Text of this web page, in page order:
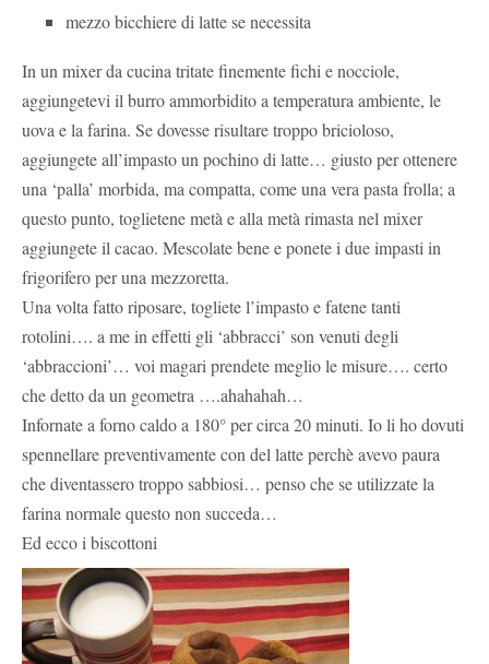
mezzo bicchiere di latte se necessita
In un mixer da cucina tritate finemente fichi e nocciole,
aggiungetevi il burro ammorbidito a temperatura ambiente, le
uova e la farina. Se dovesse risultare troppo bricioloso,
aggiungete all’impasto un pochino di latte… giusto per ottenere
una ‘palla’ morbida, ma compatta, come una vera pasta frolla; a
questo punto, toglietene metà e alla metà rimasta nel mixer
aggiungete il cacao. Mescolate bene e ponete i due impasti in
frigorifero per una mezzoretta.
Una volta fatto riposare, togliete l’impasto e fatene tanti
rotolini…. a me in effetti gli ‘abbracci’ son venuti degli
‘abbraccioni’… voi magari prendete meglio le misure…. certo
che detto da un geometra ….ahahahah…
Infornate a forno caldo a 180° per circa 20 minuti. Io li ho dovuti
spennellare preventivamente con del latte perchè avevo paura
che diventassero troppo sabbiosi… penso che se utilizzate la
farina normale questo non succeda…
Ed ecco i biscottoni